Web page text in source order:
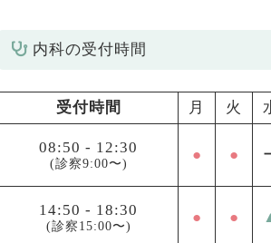
内科の受付時間
受付時間 月 火
08:50 - 12:30
(診察9:00〜)
● ●
14:50 - 18:30
(診察15:00〜)
● ●